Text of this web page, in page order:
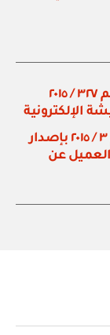
وزارة التجارة والصناعة: قرار وزاري رقم ٣٢٧ / ٢٠١٥
الإلكترونية
الهيئة العامة لسوق المال: قرار رقم ٣ / ٢٠١٥ بإصدار
العميل عن